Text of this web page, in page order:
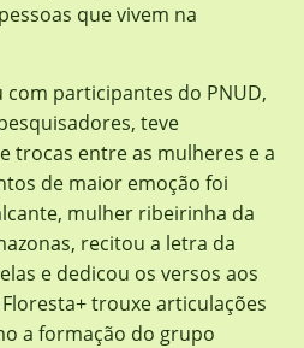
que vivem na
participantes do PNUD,
teve
trocas entre as mulheres e a
de maior emoção foi
mulher ribeirinha da
recitou a letra da
e dedicou os versos aos
trouxe articulações
a formação do grupo